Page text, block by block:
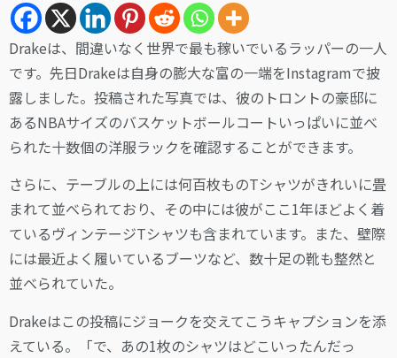
Drakeは、間違いなく世界で最も稼いでいるラッパーの一人
です。先日Drakeは自身の膨大な富の一端をInstagramで披
露しました。投稿された写真では、彼のトロントの豪邸に
あるNBAサイズのバスケットボールコートいっぱいに並べ
られた十数個の洋服ラックを確認することができます。
さらに、テーブルの上には何百枚ものTシャツがきれいに畳
まれて並べられており、その中には彼がここ1年ほどよく着
ているヴィンテージTシャツも含まれています。また、壁際
には最近よく履いているブーツなど、数十足の靴も整然と
並べられていた。
Drakeはこの投稿にジョークを交えてこうキャプションを添
えている。「で、あの1枚のシャツはどこいったんだっ